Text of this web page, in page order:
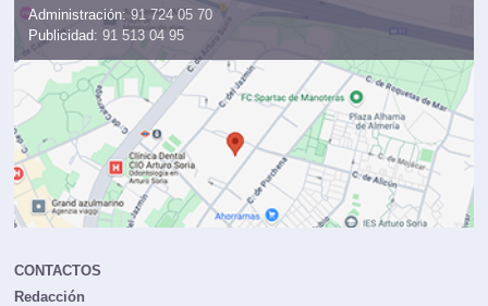
Administración: 91 724 05 70
Publicidad: 91 513 04 95
CONTACTOS
Redacción